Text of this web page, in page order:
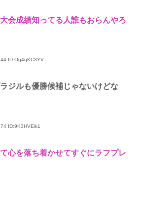
会成績知ってる人誰もおらんやろ
ID:Og4qKC3YV
ジルも優勝候補じゃないけどな
ID:9K3HVEik1
心を落ち着かせてすぐにラフプレ